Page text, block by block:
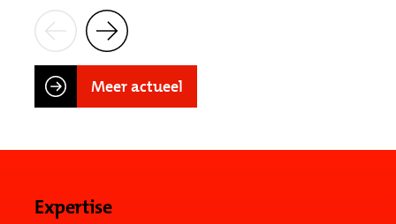
Meer actueel
Expertise